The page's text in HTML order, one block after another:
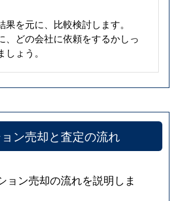
果を元に、比較検討します。
、どの会社に依頼をするかしっ
ょう。
ン売却と査定の流れ
ョン売却の流れを説明しま